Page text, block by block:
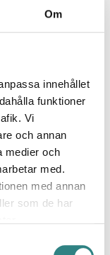
Om
innehållet
funktioner
Vi
och annan
medier och
med.
med annan
som de har